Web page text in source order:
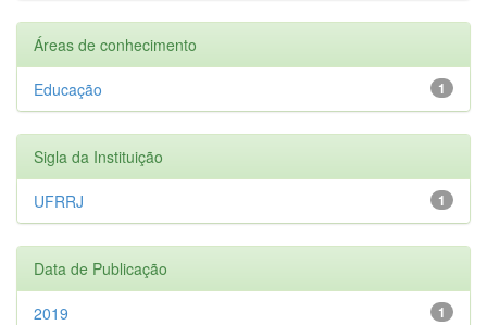
Áreas de conhecimento
1
Educação
Sigla da Instituição
1
UFRRJ
Data de Publicação
1
2019